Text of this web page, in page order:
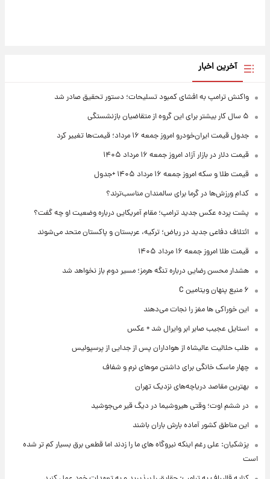
آخرین اخبار
واکنش ترامپ به افشای کمبود تسلیحات؛ دستور تحقیق صادر شد
۵ سال کار بیشتر برای این گروه از متقاضیان بازنشستگی
جدول قیمت ایران‌خودرو امروز جمعه ۱۶ مرداد؛ قیمت‌ها تغییر کرد
قیمت دلار در بازار آزاد امروز جمعه ۱۶ مرداد ۱۴۰۵
قیمت طلا و سکه امروز جمعه ۱۶ مرداد ۱۴۰۵ +جدول
کدام ورزش‌ها در گرما برای سالمندان مناسب‌ترند؟
پشت پرده عکس جدید ترامپ؛ مقام آمریکایی درباره وضعیت او چه گفت؟
ائتلاف دفاعی جدید در ریاض؛ ترکیه، عربستان و پاکستان متحد می‌شوند
قیمت طلا امروز جمعه ۱۶ مرداد ۱۴۰۵
هشدار محسن رضایی درباره تنگه هرمز؛ مسیر دوم باز نخواهد شد
۶ منبع پنهان ویتامین C
این خوراکی ها مغز را نجات می‌دهند
استایل عجیب صابر ابر وایرال شد + عکس
طلب حلالیت عالیشاه از هواداران پس از جدایی از پرسپولیس
چهار ماسک خانگی برای داشتن موهای نرم و شفاف
بهترین مقاصد دریاچه‌های نزدیک تهران
در ششم اوت؛ وقتی هیروشیما در دیگ قیر می‌جوشید
این مناطق کشور آماده بارش باران باشند
پزشکیان: علی رغم اینکه نیروگاه های ما را زدند اما قطعی برق بسیار کم تر شده
است